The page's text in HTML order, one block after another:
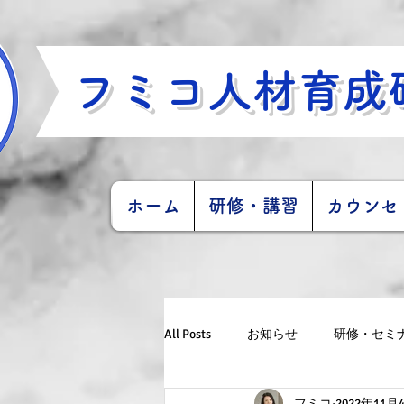
フミコ人材育成
ホーム 研修・講習 カウン
All Posts お知らせ 研修・セミ